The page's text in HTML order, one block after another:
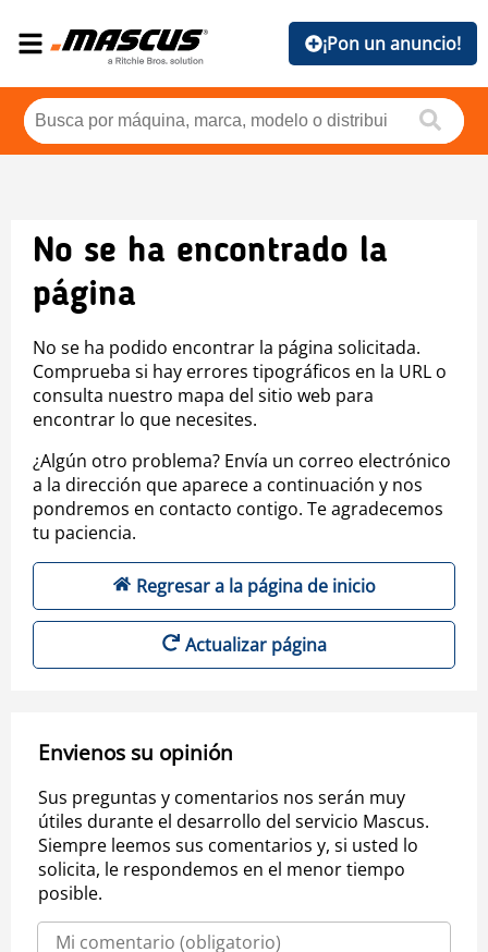
¡Pon un anuncio!
No se ha encontrado la
página
No se ha podido encontrar la página solicitada.
Comprueba si hay errores tipográficos en la URL o
consulta nuestro mapa del sitio web para
encontrar lo que necesites.
¿Algún otro problema? Envía un correo electrónico
a la dirección que aparece a continuación y nos
pondremos en contacto contigo. Te agradecemos
tu paciencia.
Regresar a la página de inicio
Actualizar página
Envienos su opinión
Sus preguntas y comentarios nos serán muy
útiles durante el desarrollo del servicio Mascus.
Siempre leemos sus comentarios y, si usted lo
solicita, le respondemos en el menor tiempo
posible.